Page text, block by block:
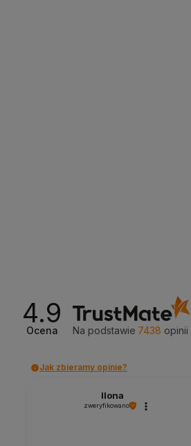
4.9
Ocena Na podstawie 7438 opinii
Jak zbieramy opinie?
Ilona
zweryfikowano